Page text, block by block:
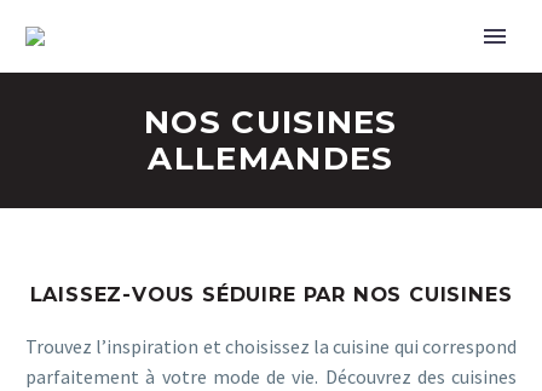
NOS CUISINES
ALLEMANDES
LAISSEZ-VOUS SÉDUIRE PAR NOS CUISINES
Trouvez l’inspiration et choisissez la cuisine qui correspond
parfaitement à votre mode de vie. Découvrez des cuisines